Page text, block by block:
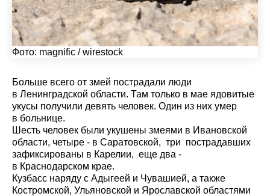
Фото: magnific / wirestock
Больше всего от змей пострадали люди
в Ленинградской области. Там только в мае ядовитые
укусы получили девять человек. Один из них умер
в больнице.
Шесть человек были укушены змеями в Ивановской
области, четыре - в Саратовской, три пострадавших
зафиксированы в Карелии, еще два -
в Краснодарском крае.
Кузбасс наряду с Адыгеей и Чувашией, а также
Костромской, Ульяновской и Ярославской областями